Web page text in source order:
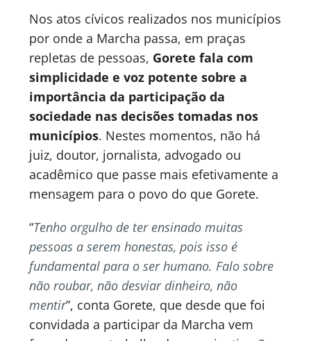
Nos atos cívicos realizados nos municípios
por onde a Marcha passa, em praças
repletas de pessoas, Gorete fala com
simplicidade e voz potente sobre a
importância da participação da
sociedade nas decisões tomadas nos
municípios. Nestes momentos, não há
juiz, doutor, jornalista, advogado ou
acadêmico que passe mais efetivamente a
mensagem para o povo do que Gorete.
“Tenho orgulho de ter ensinado muitas
pessoas a serem honestas, pois isso é
fundamental para o ser humano. Falo sobre
não roubar, não desviar dinheiro, não
mentir”, conta Gorete, que desde que foi
convidada a participar da Marcha vem